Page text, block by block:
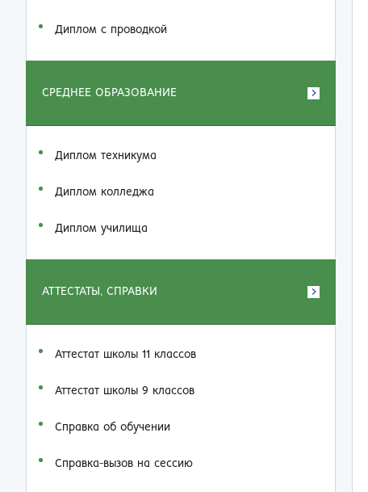
Диплом с проводкой
СРЕДНЕЕ ОБРАЗОВАНИЕ
Диплом техникума
Диплом колледжа
Диплом училища
АТТЕСТАТЫ, СПРАВКИ
Аттестат школы 11 классов
Аттестат школы 9 классов
Справка об обучении
Справка-вызов на сессию